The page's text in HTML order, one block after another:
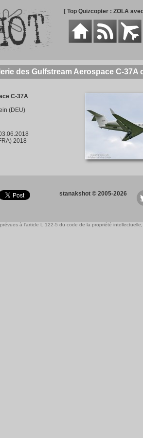
[ Top Quizcopter : ZOLA
des Gulfstream Aerospace C-37A
C-37A
(DEU)
2018
stanakshot © 2005-2026
à l'article L 122-5 du code de la propriété